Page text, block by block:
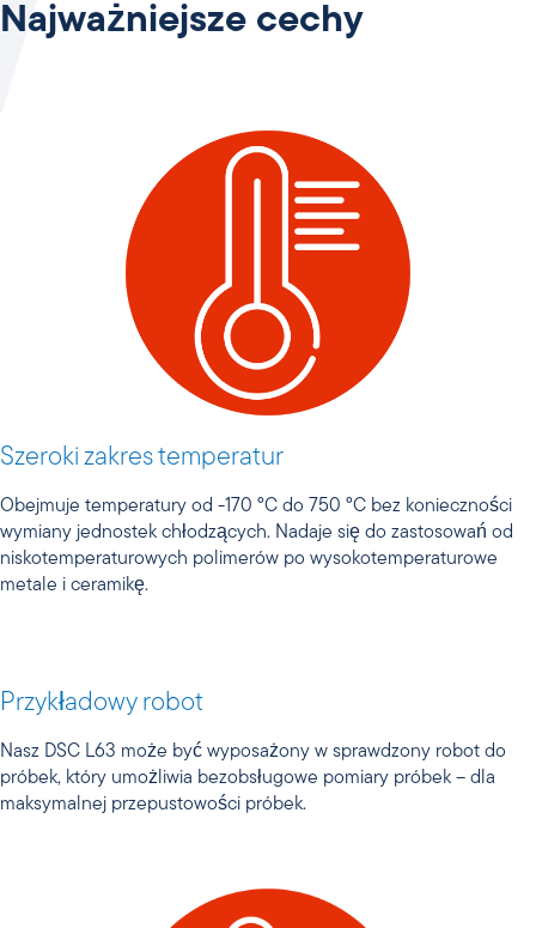
Najważniejsze cechy
Szeroki zakres temperatur
Obejmuje temperatury od -170 °C do 750 °C bez konieczności
wymiany jednostek chłodzących. Nadaje się do zastosowań od
niskotemperaturowych polimerów po wysokotemperaturowe
metale i ceramikę.
Przykładowy robot
Nasz DSC L63 może być wyposażony w sprawdzony robot do
próbek, który umożliwia bezobsługowe pomiary próbek – dla
maksymalnej przepustowości próbek.